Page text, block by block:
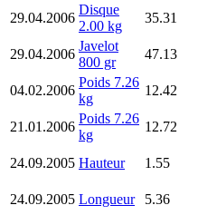
29.04.2006
Disque
2.00 kg
35.31
29.04.2006
Javelot
800 gr
47.13
04.02.2006
Poids 7.26
kg
12.42
21.01.2006
Poids 7.26
kg
12.72
24.09.2005 Hauteur 1.55
24.09.2005 Longueur 5.36